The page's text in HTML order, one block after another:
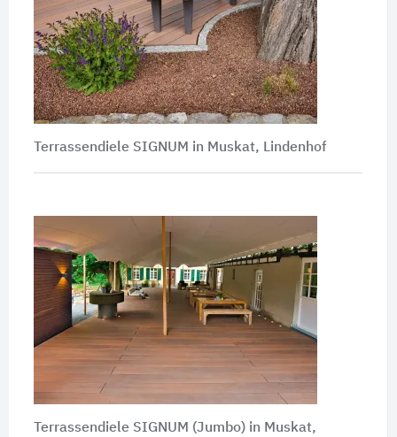
Terrassendiele SIGNUM in Muskat, Lindenhof
Terrassendiele SIGNUM (Jumbo) in Muskat,